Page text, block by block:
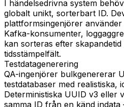
I händelsedrivna system
globalt unikt, sorterbart ID.
plattformsingenjörer
Kafka-konsumenter,
kan sorteras efter
tidsstämpelfält.
Testdatagenerering
QA-ingenjörer bulkgenererar
testdatabaser med realistiska,
Deterministiska UUID v3 eller
samma ID från en känd